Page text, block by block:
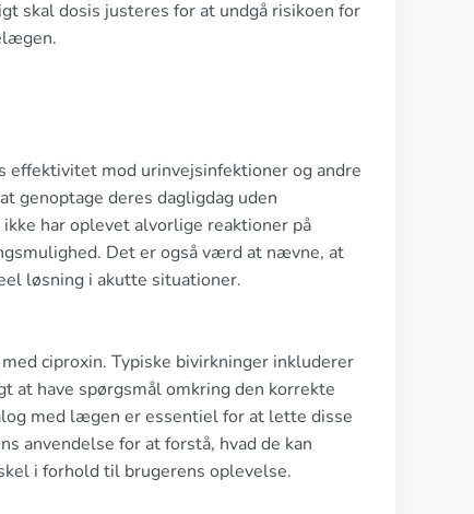
skal dosis justeres for at undgå risikoen for
effektivitet mod urinvejsinfektioner og andre
genoptage deres dagligdag uden
har oplevet alvorlige reaktioner på
Det er også værd at nævne, at
løsning i akutte situationer.
ciproxin. Typiske bivirkninger inkluderer
at have spørgsmål omkring den korrekte
med lægen er essentiel for at lette disse
anvendelse for at forstå, hvad de kan
i forhold til brugerens oplevelse.